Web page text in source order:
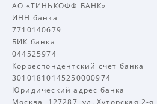
АО «ТИНЬКОФФ БАНК»
ИНН банка
7710140679
БИК банка
044525974
Корреспондентский счет банка
30101810145250000974
Юридический адрес банка
Москва, 127287, ул. Хуторская 2-